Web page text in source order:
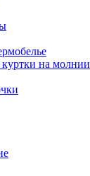
на молнии